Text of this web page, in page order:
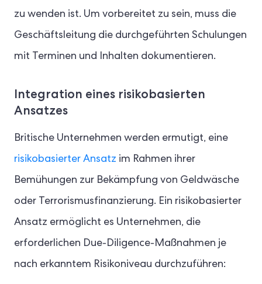
zu wenden ist. Um vorbereitet zu sein, muss die
Geschäftsleitung die durchgeführten Schulungen
mit Terminen und Inhalten dokumentieren.
Integration eines risikobasierten
Ansatzes
Britische Unternehmen werden ermutigt, eine
risikobasierter Ansatz im Rahmen ihrer
Bemühungen zur Bekämpfung von Geldwäsche
oder Terrorismusfinanzierung. Ein risikobasierter
Ansatz ermöglicht es Unternehmen, die
erforderlichen Due-Diligence-Maßnahmen je
nach erkanntem Risikoniveau durchzuführen: